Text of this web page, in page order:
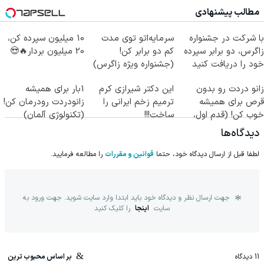
مطالب پیشنهادی
با شرکت در جشنواره
زاگرس، دو برابر سپرده
خود را دریافت کنید
سرمایه‌اتو توی مدت
کم دو برابر کن!
(جشنواره ویژه زاگرس)
10 میلیون سپرده کن،
20 میلیون بردار🔥😍
زانو دردت رو بدون
قرص برای همیشه
خوب کن! (قدم اول،
پرسش‌نامه)
این دکتر شیرازی کرم
ترمیم زخم ایرانی را
ساخت!!!
1بار برای همیشه
زانودردت رودرمان کن!
(تکنولوژی آلمان)
دیدگاه‌ها
لطفا قبل از ارسال دیدگاه خود، حتما قوانین و مقررات را مطالعه فرمایید.
جهت ارسال نظر و دیدگاه خود باید ابتدا وارد سایت شوید. جهت ورود به
سایت اینجا را کلیک کنید
11 دیدگاه بر اساس محبوب ترین